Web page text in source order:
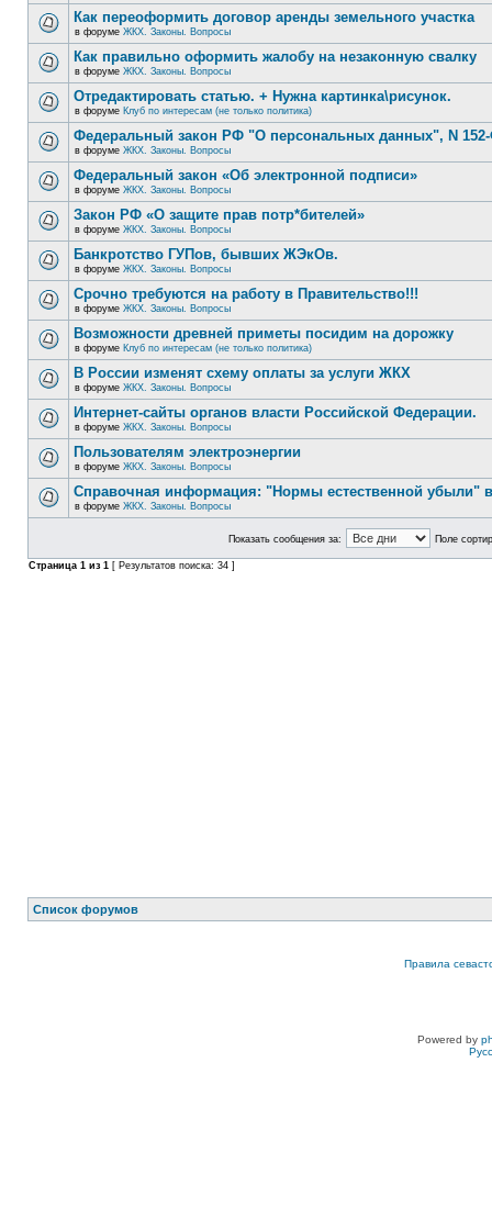
Как переоформить договор аренды земельного участка
в форуме ЖКХ. Законы. Вопросы
Как правильно оформить жалобу на незаконную свалку
в форуме ЖКХ. Законы. Вопросы
Отредактировать статью. + Нужна картинка\рисунок.
в форуме Клуб по интересам (не только политика)
Федеральный закон РФ "О персональных данных", N
в форуме ЖКХ. Законы. Вопросы
Федеральный закон «Об электронной подписи»
в форуме ЖКХ. Законы. Вопросы
Закон РФ «О защите прав потр*бителей»
в форуме ЖКХ. Законы. Вопросы
Банкротство ГУПов, бывших ЖЭкОв.
в форуме ЖКХ. Законы. Вопросы
Срочно требуются на работу в Правительство!!!
в форуме ЖКХ. Законы. Вопросы
Возможности древней приметы посидим на дорожку
в форуме Клуб по интересам (не только политика)
В России изменят схему оплаты за услуги ЖКХ
в форуме ЖКХ. Законы. Вопросы
Интернет-сайты органов власти Российской Федерации.
в форуме ЖКХ. Законы. Вопросы
Пользователям электроэнергии
в форуме ЖКХ. Законы. Вопросы
Справочная информация: "Нормы естественной убыли"
в форуме ЖКХ. Законы. Вопросы
Показать сообщения за: Поле
Страница 1 из 1 [ Результатов поиска: 34 ]
Список форумов
Правила
Powered by